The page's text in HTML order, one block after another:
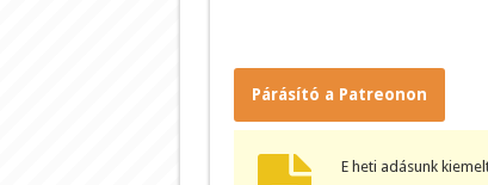
Párásító a Patreonon
E heti adásunk